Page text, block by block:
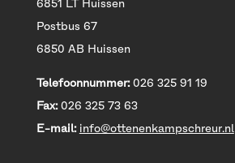
6851 LT Huissen
Postbus 67
6850 AB Huissen
Telefoonnummer:026 325 91 19
Fax:026 325 73 63
E-mail: info@ottenenkampschreur.nl